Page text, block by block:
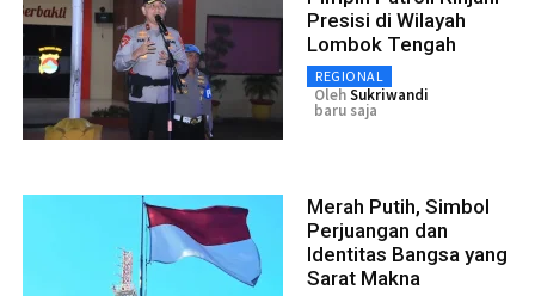
Presisi di Wilayah
Lombok Tengah
REGIONAL
OlehSukriwandi
baru saja
Merah Putih, Simbol
Perjuangan dan
Identitas Bangsa yang
Sarat Makna